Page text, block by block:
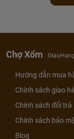
Chợ Xổm
Hướng dẫn mua
Chính sách giao
Chính sách đổi trả
Chính sách bảo
Blog